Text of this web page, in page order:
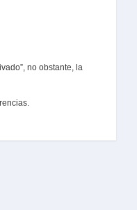
no obstante, la